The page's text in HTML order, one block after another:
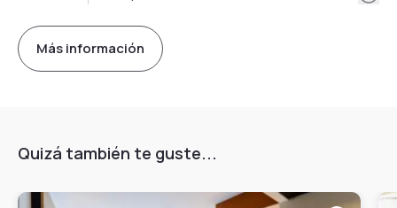
Más información
Quizá también te guste...